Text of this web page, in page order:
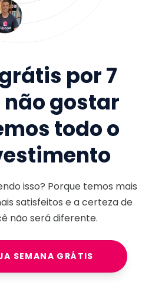
por 7
não gostar
todo o
isso? Porque temos mais
satisfeitos e a certeza de
não será diferente.
SEMANA GRÁTIS